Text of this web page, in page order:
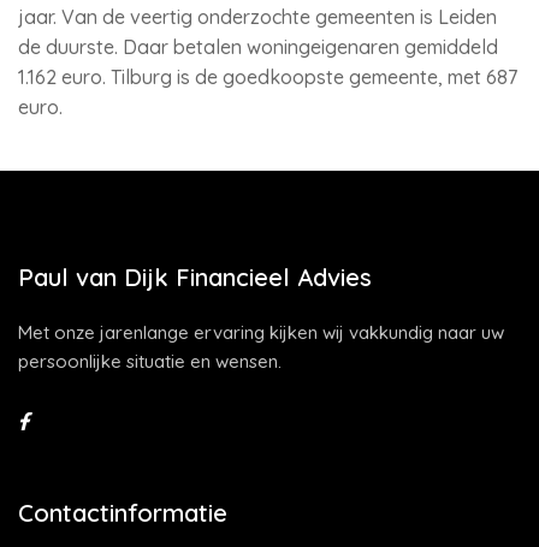
jaar. Van de veertig onderzochte gemeenten is Leiden
de duurste. Daar betalen woningeigenaren gemiddeld
1.162 euro. Tilburg is de goedkoopste gemeente, met 687
euro.
Paul van Dijk Financieel Advies
Met onze jarenlange ervaring kijken wij vakkundig naar uw
persoonlijke situatie en wensen.
Contactinformatie